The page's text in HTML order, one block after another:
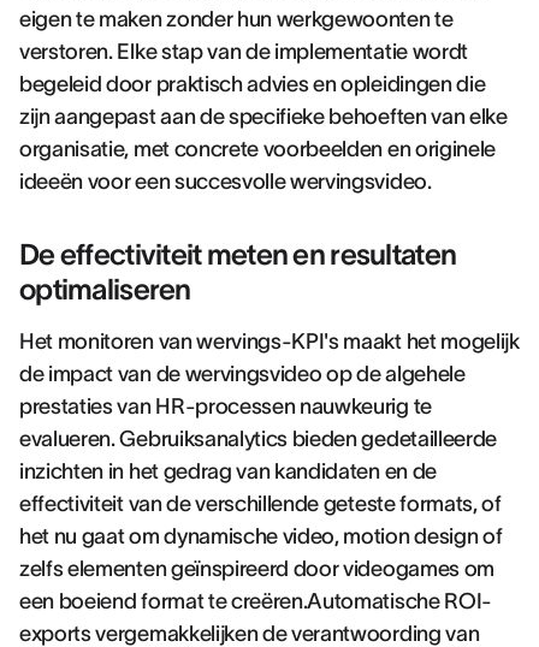
eigen te maken zonder hun werkgewoonten te
verstoren. Elke stap van de implementatie wordt
begeleid door praktisch advies en opleidingen die
zijn aangepast aan de specifieke behoeften van elke
organisatie, met concrete voorbeelden en originele
ideeën voor een succesvolle wervingsvideo.
De effectiviteit meten en resultaten
optimaliseren
Het monitoren van wervings-KPI's maakt het mogelijk
de impact van de wervingsvideo op de algehele
prestaties van HR-processen nauwkeurig te
evalueren. Gebruiksanalytics bieden gedetailleerde
inzichten in het gedrag van kandidaten en de
effectiviteit van de verschillende geteste formats, of
het nu gaat om dynamische video, motion design of
zelfs elementen geïnspireerd door videogames om
een boeiend format te creëren.Automatische ROI-
exports vergemakkelijken de verantwoording van